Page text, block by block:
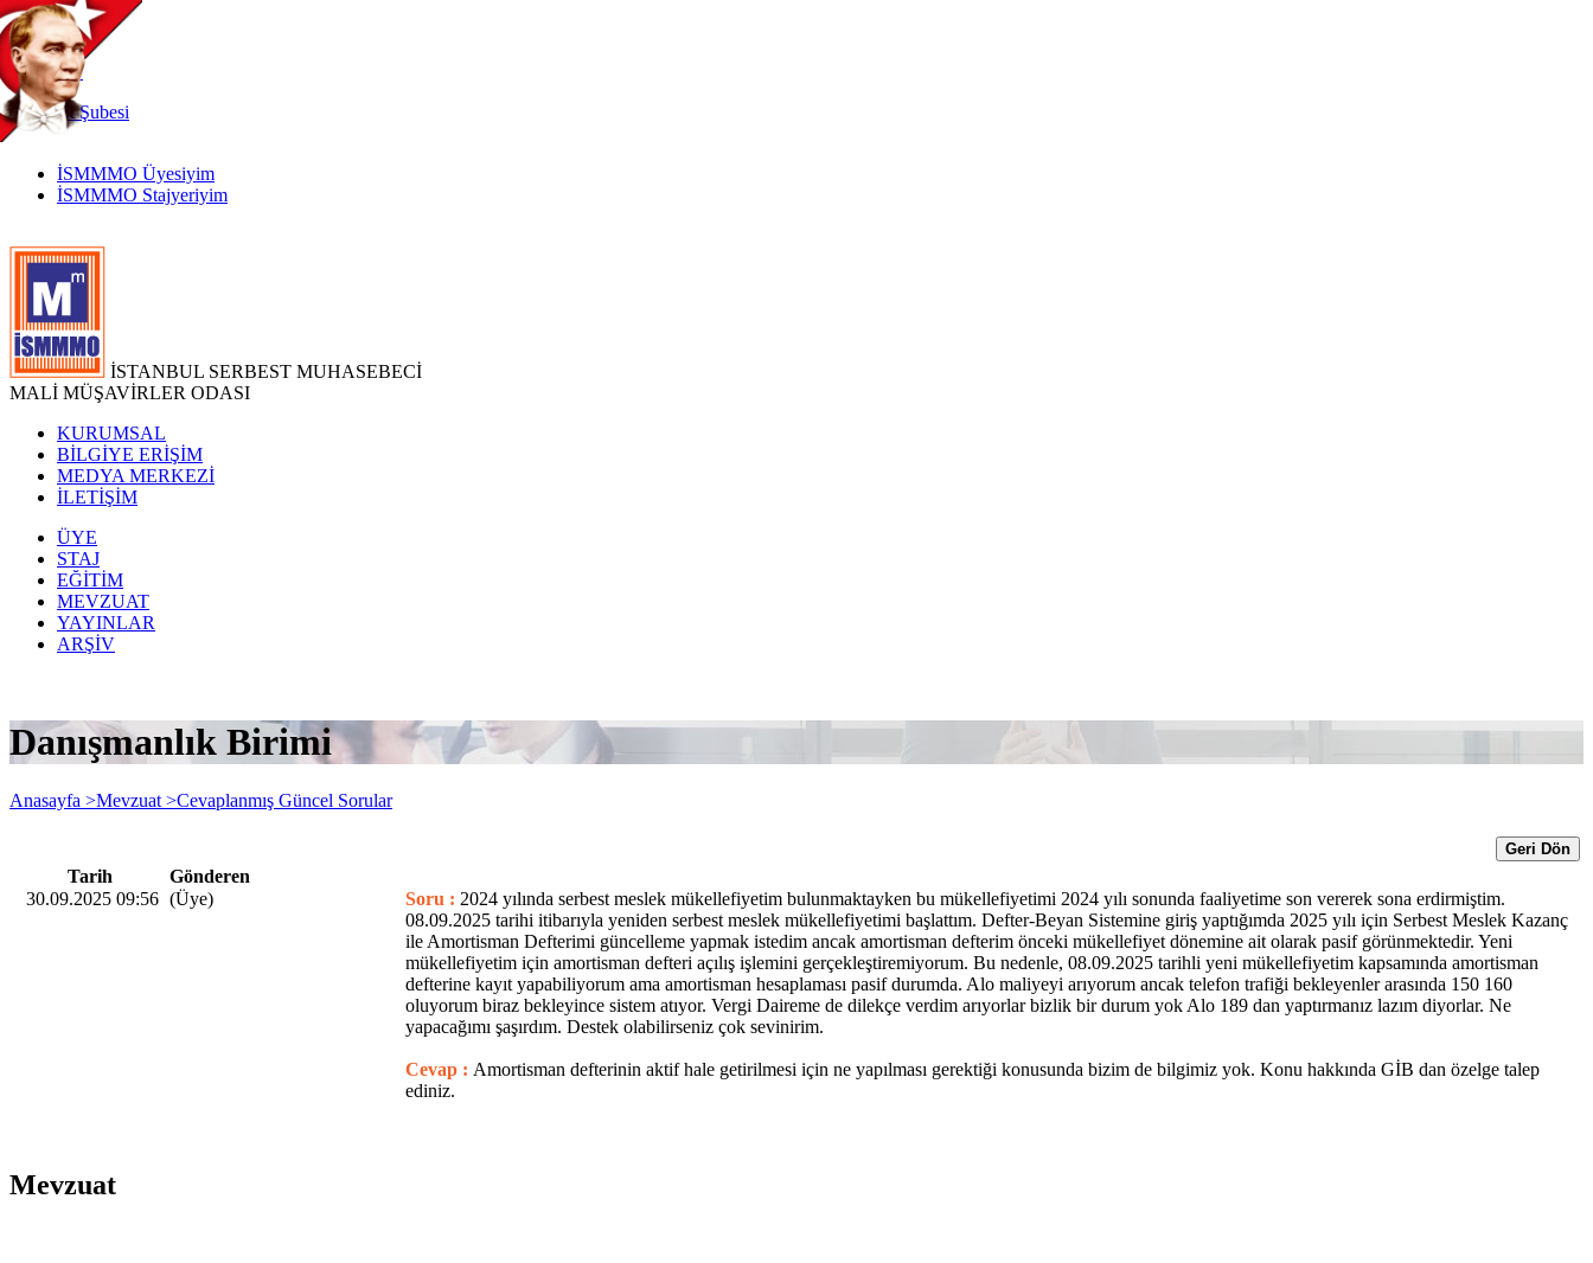
TR
|
EN
İnternetŞubesi
İSMMMO Üyesiyim
İSMMMO Stajyeriyim
İSTANBUL SERBEST MUHASEBECİ
MALİ MÜŞAVİRLER ODASI
KURUMSAL
BİLGİYE ERİŞİM
MEDYA MERKEZİ
İLETİŞİM
ÜYE
STAJ
EĞİTİM
MEVZUAT
YAYINLAR
ARŞİV
Danışmanlık Birimi
Anasayfa >Mevzuat >Cevaplanmış Güncel Sorular
Geri Dön
Tarih
Gönderen
30.09.2025 09:56 (Üye) Soru : 2024 yılında serbest meslek mükellefiyetim bulunmaktayken bu mükellefiyetimi 2024 yılı sonunda faaliyetime son vererek sona erdirmiştim.
08.09.2025 tarihi itibarıyla yeniden serbest meslek mükellefiyetimi başlattım. Defter-Beyan Sistemine giriş yaptığımda 2025 yılı için Serbest Meslek Kazanç
ile Amortisman Defterimi güncelleme yapmak istedim ancak amortisman defterim önceki mükellefiyet dönemine ait olarak pasif görünmektedir. Yeni
mükellefiyetim için amortisman defteri açılış işlemini gerçekleştiremiyorum. Bu nedenle, 08.09.2025 tarihli yeni mükellefiyetim kapsamında amortisman
defterine kayıt yapabiliyorum ama amortisman hesaplaması pasif durumda. Alo maliyeyi arıyorum ancak telefon trafiği bekleyenler arasında 150 160
oluyorum biraz bekleyince sistem atıyor. Vergi Daireme de dilekçe verdim arıyorlar bizlik bir durum yok Alo 189 dan yaptırmanız lazım diyorlar. Ne
yapacağımı şaşırdım. Destek olabilirseniz çok sevinirim.
Cevap : Amortisman defterinin aktif hale getirilmesi için ne yapılması gerektiği konusunda bizim de bilgimiz yok. Konu hakkında GİB dan özelge talep
ediniz.
Mevzuat